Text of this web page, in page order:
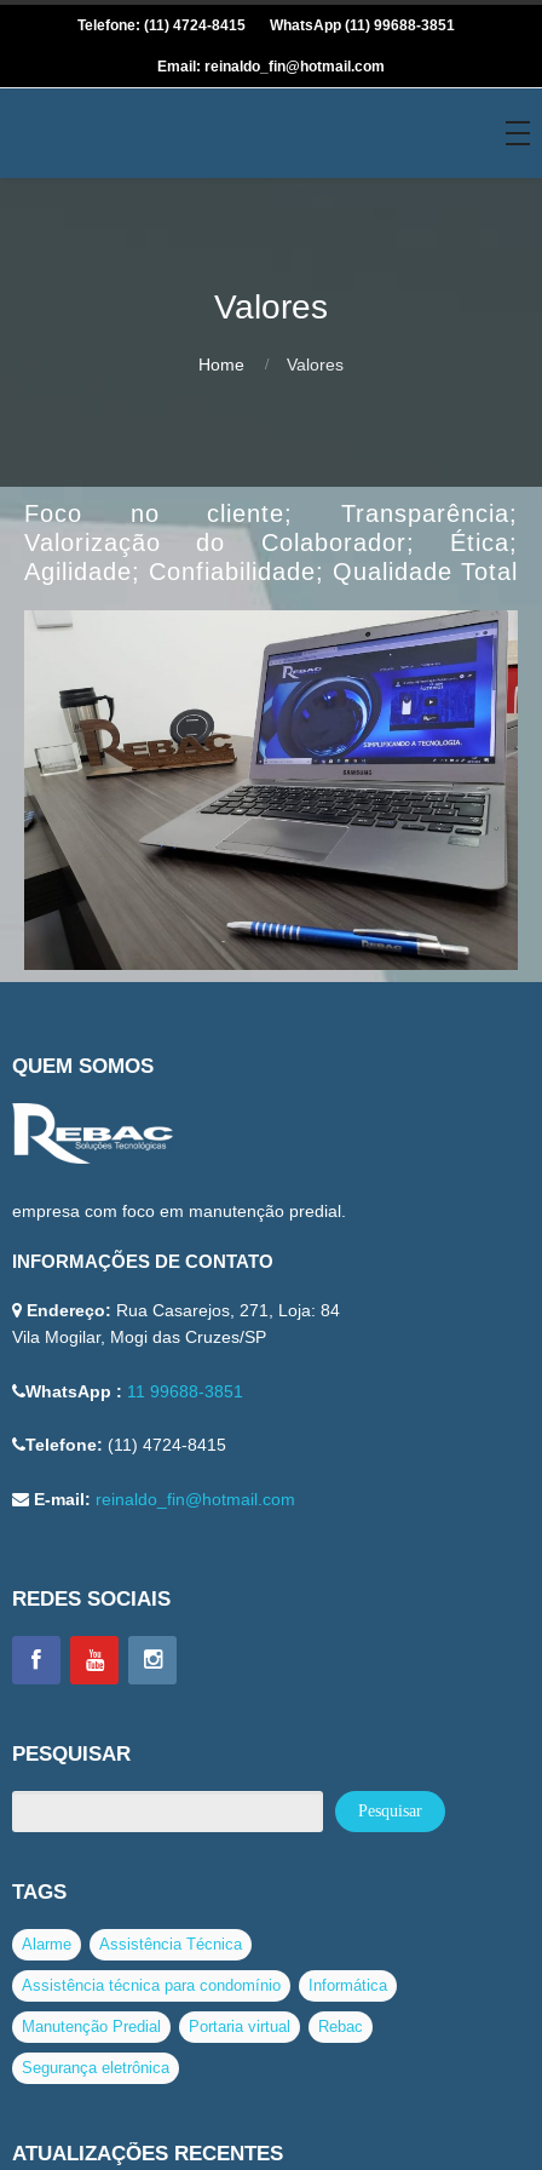
Telefone: (11) 4724-8415 WhatsApp (11) 99688-3851
Email: reinaldo_fin@hotmail.com
Valores
Home Valores
Foco no cliente; Transparência;
Valorização do Colaborador; Ética;
Agilidade; Confiabilidade; Qualidade Total
QUEM SOMOS
empresa com foco em manutenção predial.
INFORMAÇÕES DE CONTATO
Endereço: Rua Casarejos, 271, Loja: 84
Vila Mogilar, Mogi das Cruzes/SP
WhatsApp : 11 99688-3851
Telefone: (11) 4724-8415
E-mail: reinaldo_fin@hotmail.com
REDES SOCIAIS
PESQUISAR
TAGS
Alarme Assistência Técnica
Assistência técnica para condomínio Informática
Manutenção Predial Portaria virtual Rebac
Segurança eletrônica
ATUALIZAÇÕES RECENTES